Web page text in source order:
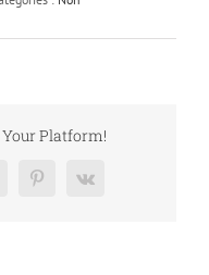
Your Platform!
Pinterest
Vk